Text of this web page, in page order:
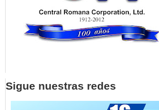
Sigue nuestras redes